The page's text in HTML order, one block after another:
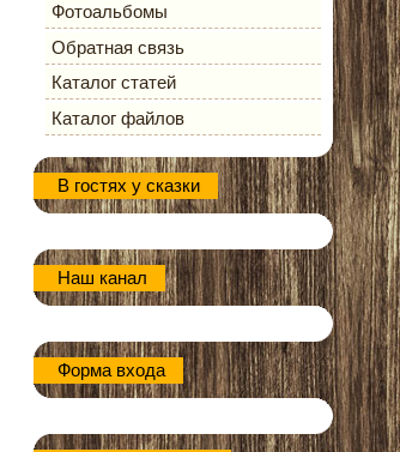
Фотоальбомы
Обратная связь
Каталог статей
Каталог файлов
В гостях у сказки
Наш канал
Форма входа